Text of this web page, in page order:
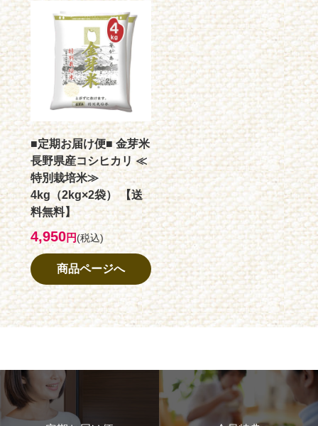
■定期お届け便■ 金芽米
長野県産コシヒカリ ≪
特別栽培米≫
4kg（2kg×2袋） 【送
料無料】
4,950円(税込)
商品ページへ